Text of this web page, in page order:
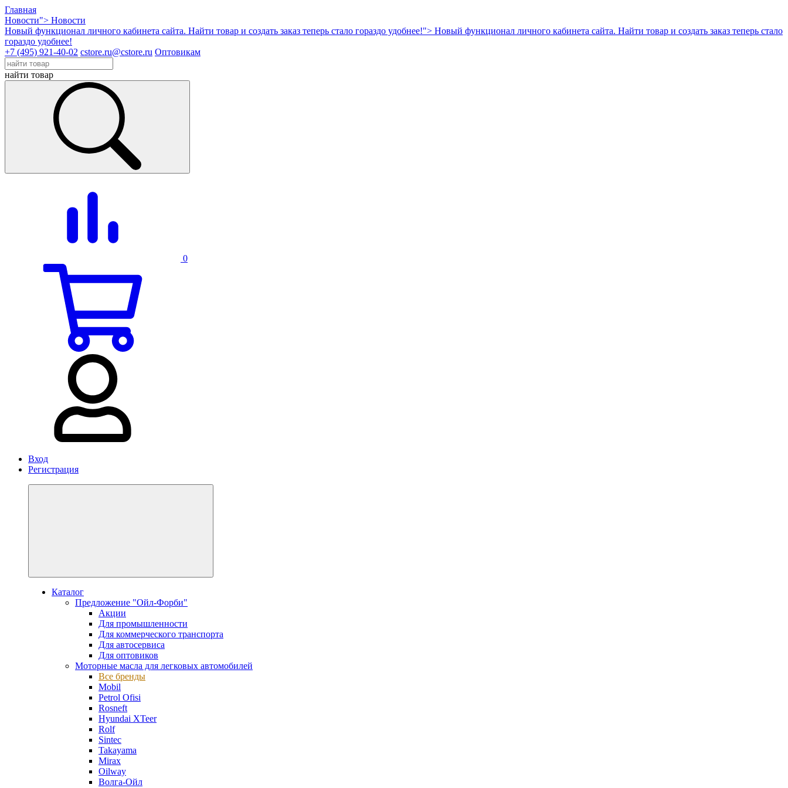
Главная
Новости"> Новости
Новый функционал личного кабинета сайта. Найти товар и создать заказ теперь стало гораздо удобнее!"> Новый функционал личного кабинета сайта. Найти товар и создать заказ теперь стало
гораздо удобнее!
+7 (495) 921-40-02 cstore.ru@cstore.ru Оптовикам
найти товар
0
Вход
Регистрация
Каталог
Предложение "Ойл-Форби"
Акции
Для промышленности
Для коммерческого транспорта
Для автосервиса
Для оптовиков
Моторные масла для легковых автомобилей
Все бренды
Mobil
Petrol Ofisi
Rosneft
Hyundai XTeer
Rolf
Sintec
Takayama
Mirax
Oilway
Волга-Ойл